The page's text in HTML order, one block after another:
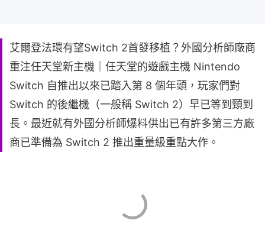
艾爾登法環有望Switch 2首發移植？外國分析師廠商
重注任天堂新主機｜任天堂的遊戲主機 Nintendo
Switch 自推出以來已踏入第 8 個年頭，玩家們對
Switch 的後繼機（一般稱 Switch 2）早已等到頸到
長。最近就有外國分析師爆料供出已有許多第三方廠
商已準備為 Switch 2 推出重量級重點大作。